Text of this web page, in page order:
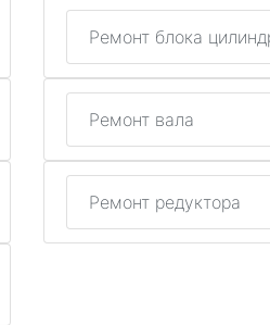
Ремонт блока
Ремонт вала
Ремонт редуктора